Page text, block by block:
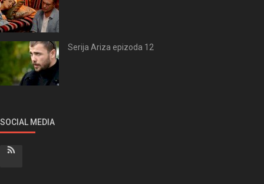
Serija Ariza epizoda 12
SOCIAL MEDIA